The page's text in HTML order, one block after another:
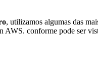
, utilizamos algumas das
AWS. conforme pode ser